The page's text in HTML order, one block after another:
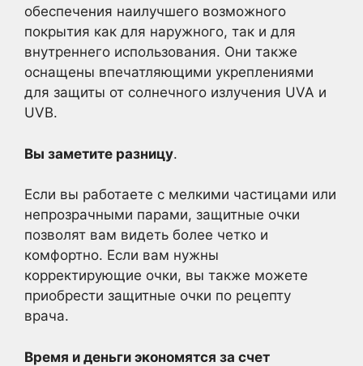
обеспечения наилучшего возможного
покрытия как для наружного, так и для
внутреннего использования. Они также
оснащены впечатляющими укреплениями
для защиты от солнечного излучения UVA и
UVB.
Вы заметите разницу.
Если вы работаете с мелкими частицами или
непрозрачными парами, защитные очки
позволят вам видеть более четко и
комфортно. Если вам нужны
корректирующие очки, вы также можете
приобрести защитные очки по рецепту
врача.
Время и деньги экономятся за счет